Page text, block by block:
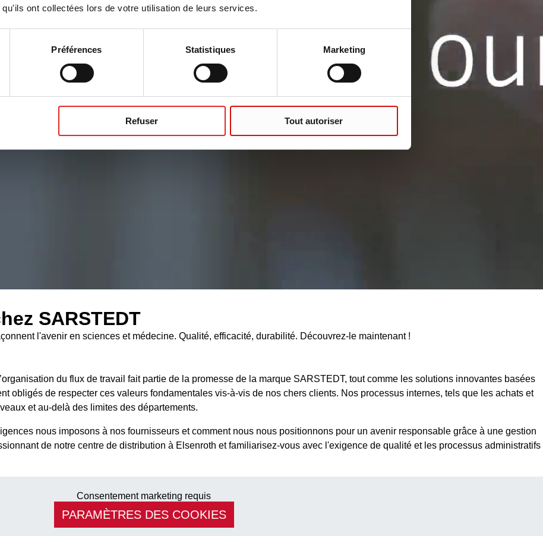
ont collectées lors de votre utilisation de leurs services.
Préférences Statistiques Marketing
Refuser Tout autoriser
SARSTEDT
l'avenir en sciences et médecine. Qualité, efficacité, durabilité. Découvrez-le maintenant !
du flux de travail fait partie de la promesse de la marque SARSTEDT, tout comme les solutions innovantes basées
obligés de respecter ces valeurs fondamentales vis-à-vis de nos chers clients. Nos processus internes, tels que les achats et
et au-delà des limites des départements.
nous imposons à nos fournisseurs et comment nous nous positionnons pour un avenir responsable grâce à une gestion
de notre centre de distribution à Elsenroth et familiarisez-vous avec l'exigence de qualité et les processus administratifs
Consentement marketing requis
PARAMÈTRES DES COOKIES